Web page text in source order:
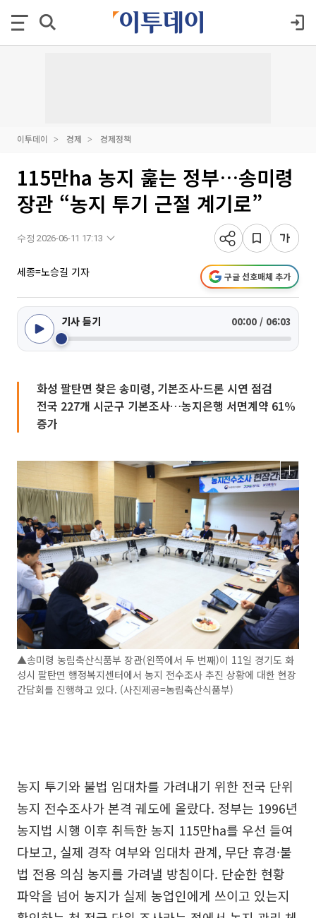
이투데이 경제 경제정책
115만ha 농지 훑는 정부…송미령
장관 “농지 투기 근절 계기로”
수정 2026-06-11 17:13
세종=노승길 기자 구글 선호매체 추가
기사 듣기 00:00 / 06:03
화성 팔탄면 찾은 송미령, 기본조사·드론 시연 점검
전국 227개 시군구 기본조사…농지은행 서면계약 61%
증가
▲송미령 농림축산식품부 장관(왼쪽에서 두 번째)이 11일 경기도 화
성시 팔탄면 행정복지센터에서 농지 전수조사 추진 상황에 대한 현장
간담회를 진행하고 있다. (사진제공=농림축산식품부)
농지 투기와 불법 임대차를 가려내기 위한 전국 단위
농지 전수조사가 본격 궤도에 올랐다. 정부는 1996년
농지법 시행 이후 취득한 농지 115만ha를 우선 들여
다보고, 실제 경작 여부와 임대차 관계, 무단 휴경·불
법 전용 의심 농지를 가려낼 방침이다. 단순한 현황
파악을 넘어 농지가 실제 농업인에게 쓰이고 있는지